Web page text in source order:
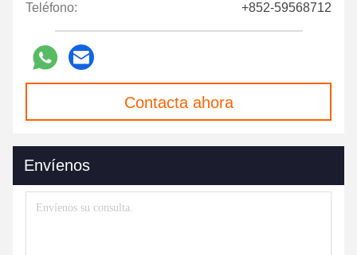
Teléfono: +852-59568712
Contacta ahora
Envíenos